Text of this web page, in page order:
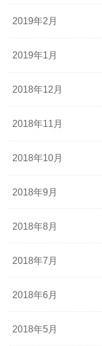
2019年2月
2019年1月
2018年12月
2018年11月
2018年10月
2018年9月
2018年8月
2018年7月
2018年6月
2018年5月